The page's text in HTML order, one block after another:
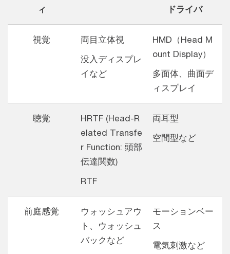
ィ
ドライバ
視覚
両目立体視
没入ディスプレ
イなど
HMD（Head M
ount Display）
多面体、曲面デ
ィスプレイ
聴覚
HRTF (Head-R
elated Transfe
r Function: 頭部
伝達関数)
RTF
両耳型
空間型など
前庭感覚
ウォッシュアウ
ト、ウォッシュ
バックなど
モーションベー
ス
電気刺激など